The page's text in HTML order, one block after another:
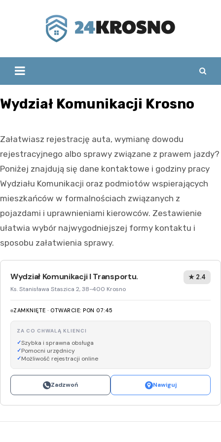
Wydział Komunikacji Krosno
Załatwiasz rejestrację auta, wymianę dowodu
rejestracyjnego albo sprawy związane z prawem jazdy?
Poniżej znajdują się dane kontaktowe i godziny pracy
Wydziału Komunikacji oraz podmiotów wspierających
mieszkańców w formalnościach związanych z
pojazdami i uprawnieniami kierowców. Zestawienie
ułatwia wybór najwygodniejszej formy kontaktu i
sposobu załatwienia sprawy.
Wydział Komunikacji I Transportu.
Ks. Stanisława Staszica 2, 38-400 Krosno
★ 2.4
ZAMKNIĘTE · OTWARCIE: PON 07:45
ZA CO CHWALĄ KLIENCI
Szybka i sprawna obsługa
Pomocni urzędnicy
Możliwość rejestracji online
Zadzwoń Nawiguj